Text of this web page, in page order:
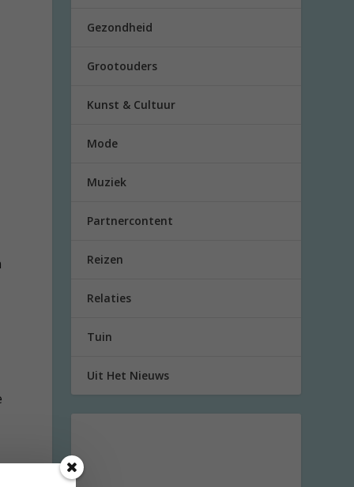
Gezondheid
Grootouders
Kunst & Cultuur
Mode
Muziek
Partnercontent
Reizen
Relaties
Tuin
Uit Het Nieuws